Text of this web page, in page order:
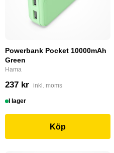
Powerbank Pocket 10000mAh
Green
Hama
237 kr inkl. moms
I lager
Köp